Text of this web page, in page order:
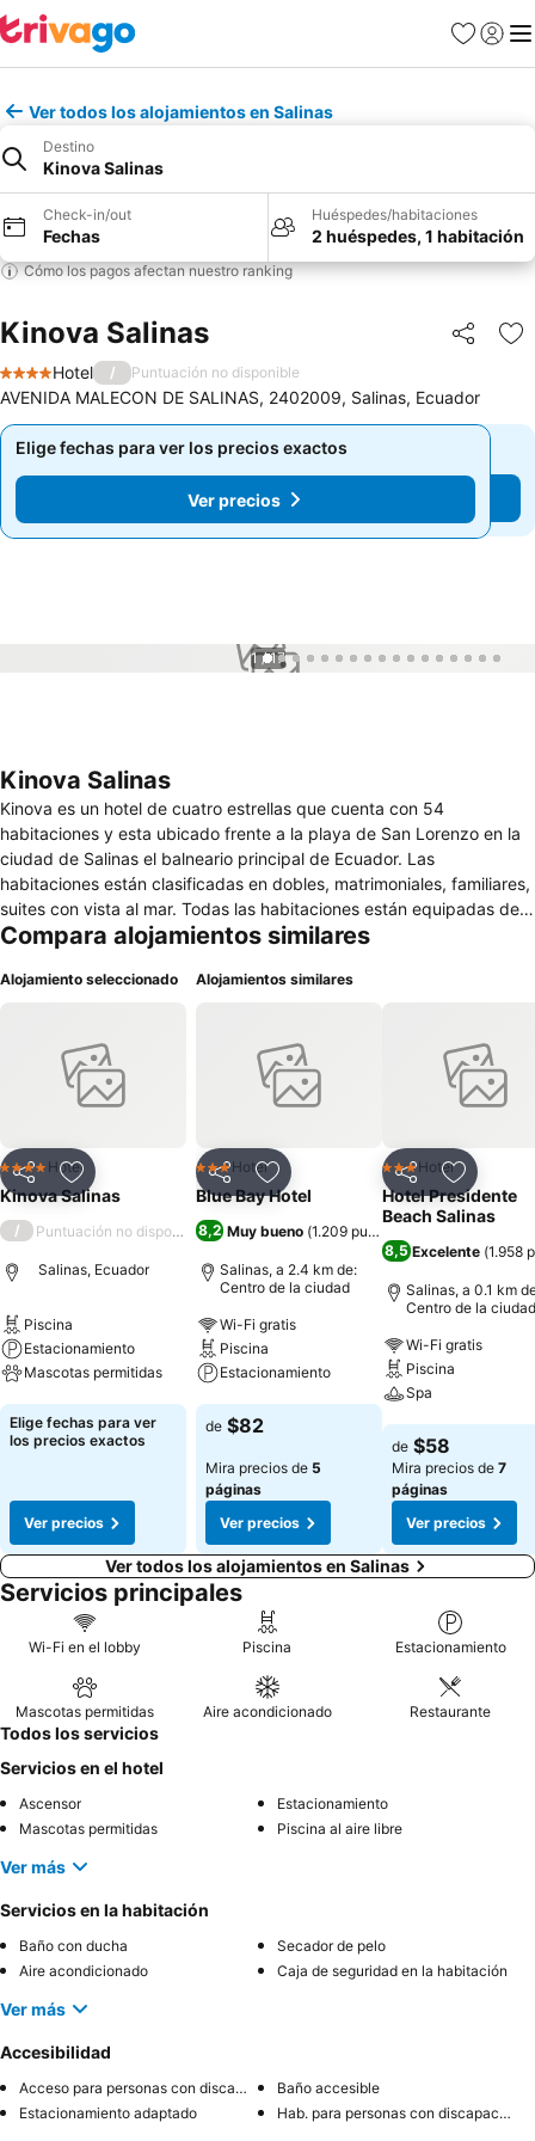
Favoritos
Iniciar
Ver todos los alojamientos en Salinas
Destino
Kinova Salinas
Check-in/out
Fechas
Huéspedes/habitaciones
2 huéspedes, 1 habitación
Cómo los pagos afectan nuestro ranking
Kinova Salinas Compartir
4 Estrellas
Hotel / Puntuación no disponible
AVENIDA MALECON DE SALINAS, 2402009, Salinas, Ecuador
Elige fechas para ver los precios exactos
Ver precios
Elige fechas para ver los precios exactos
Ver precios
1 / 17
Kinova Salinas
Kinova es un hotel de cuatro estrellas que cuenta con 54
habitaciones y esta ubicado frente a la playa de San Lorenzo en la
ciudad de Salinas el balneario principal de Ecuador. Las
habitaciones están clasificadas en dobles, matrimoniales, familiares,
suites con vista al mar. Todas las habitaciones están equipadas de
la siguiente forma: aire acondicionado, Tv pantalla plana con
pagar incluyen desayuno el cual solo puede ser consumido en el
Compara alojamientos similares
Alojamiento seleccionado
CompartirAgregar a favoritos
4 EstrellasHotel
Kinova Salinas
/ Puntuación no disponible
Salinas, Ecuador
Piscina
Estacionamiento
Mascotas permitidas
Ver precios
Elige fechas para ver
los precios exactos
Ver precios
Alojamientos similares
CompartirAgregar a favoritos
3 Estrellas
Hotel
Blue Bay Hotel
8,2 Muy bueno (1.209 puntuaciones
Salinas, a 2.4 km de:
Centro de la ciudad
Wi-Fi gratis
Piscina
Estacionamiento
Ver precios
de $82
Mira precios de 5
páginas
Ver precios
CompartirAgregar
3 Estrellas
Hotel
Hotel Presidente
Beach Salinas
8,5 Excelente (1.958
Salinas, a 0.1 km
Centro de la ciudad
Wi-Fi gratis
Piscina
Spa
Ver precios
de $58
Mira precios de 7
páginas
Ver precios
Ver todos los alojamientos en Salinas
Servicios principales
Wi-Fi en el lobby Piscina Estacionamiento
Mascotas permitidas Aire acondicionado Restaurante
Todos los servicios
Servicios en el hotel
Ascensor
Estacionamiento
Mascotas permitidas
Piscina al aire libre
Ver más
Servicios en la habitación
Baño con ducha
Secador de pelo
Aire acondicionado
Caja de seguridad en la habitación
Ver más
Accesibilidad
Acceso para personas con discapacidad
Baño accesible
Estacionamiento adaptado
Hab. para personas con discapacidad